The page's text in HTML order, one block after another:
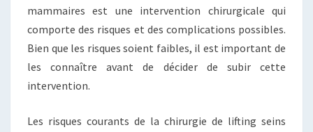
mammaires est une intervention chirurgicale qui
comporte des risques et des complications possibles.
Bien que les risques soient faibles, il est important de
les connaître avant de décider de subir cette
intervention.
Les risques courants de la chirurgie de lifting seins